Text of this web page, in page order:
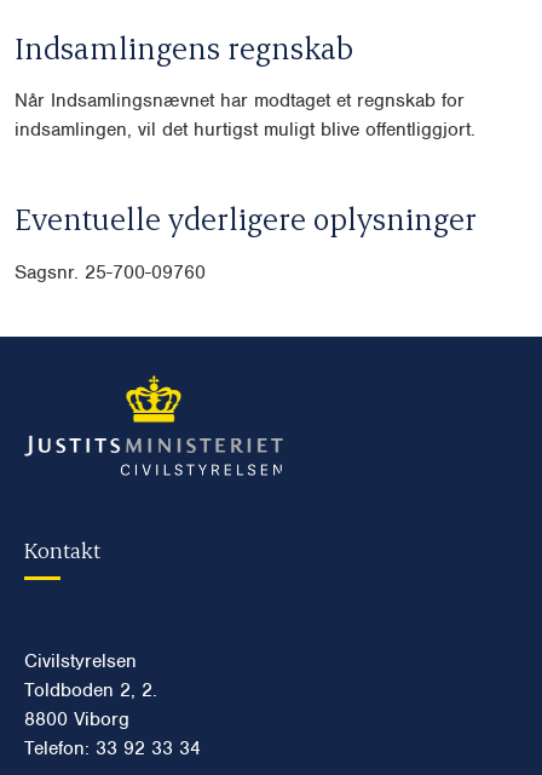
Indsamlingens regnskab
Når Indsamlingsnævnet har modtaget et regnskab for
indsamlingen, vil det hurtigst muligt blive offentliggjort.
Eventuelle yderligere oplysninger
Sagsnr. 25-700-09760
Kontakt
Civilstyrelsen
Toldboden 2, 2.
8800 Viborg
Telefon: 33 92 33 34